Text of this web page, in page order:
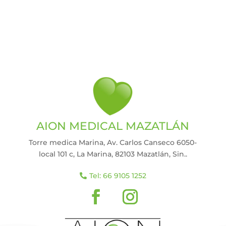
AION MEDICAL MAZATLÁN
Torre medica Marina, Av. Carlos Canseco 6050-
local 101 c, La Marina, 82103 Mazatlán, Sin..
Tel: 66 9105 1252